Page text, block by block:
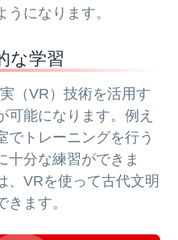
になります。
な学習
（VR）技術を活用す
可能になります。例え
でトレーニングを行う
十分な練習ができま
、VRを使って古代文明
ます。